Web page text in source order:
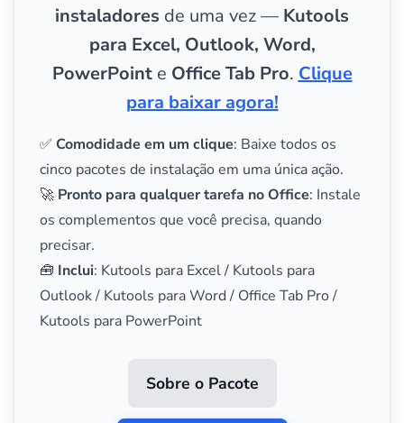
instaladores de uma vez — Kutools
para Excel, Outlook, Word,
PowerPointe Office Tab Pro. Clique
para baixar agora!
✅ Comodidade em um clique: Baixe todos os
cinco pacotes de instalação em uma única ação.
🚀 Pronto para qualquer tarefa no Office: Instale
os complementos que você precisa, quando
precisar.
🧰 Inclui: Kutools para Excel / Kutools para
Outlook / Kutools para Word / Office Tab Pro /
Kutools para PowerPoint
Sobre o Pacote